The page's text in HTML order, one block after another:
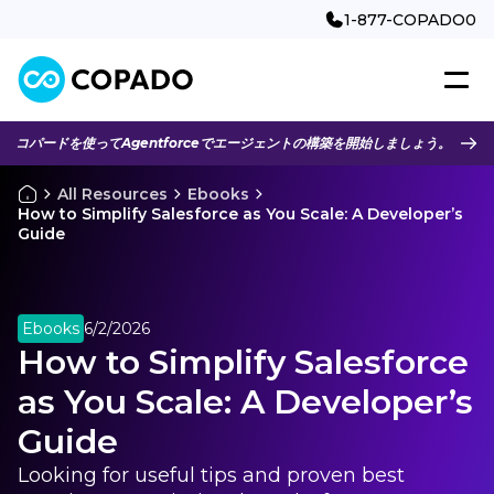
1-877-COPADO0
コパードを使ってAgentforceでエージェントの構築を開始しましょう。
All Resources
Ebooks
How to Simplify Salesforce as You Scale: A Developer’s
Guide
Ebooks 6/2/2026
How to Simplify Salesforce
as You Scale: A Developer’s
Guide
Looking for useful tips and proven best